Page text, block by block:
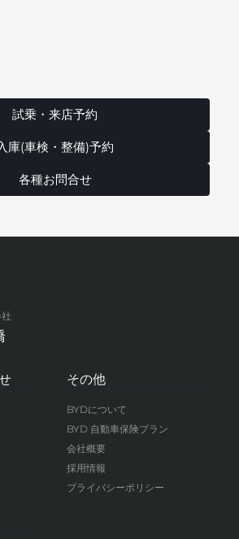
試乗・来店予約
庫(車検・整備)予約
各種お問合せ
その他
BYDについて
BYD 自動車保険プラン
会社概要
採用情報
プライバシーポリシー